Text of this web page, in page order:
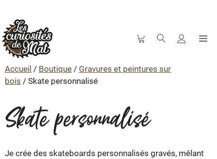
Aller
au
contenu
Accueil / Boutique / Gravures et peintures sur
bois / Skate personnalisé
Skate personnalisé
Je crée des skateboards personnalisés gravés, mêlant